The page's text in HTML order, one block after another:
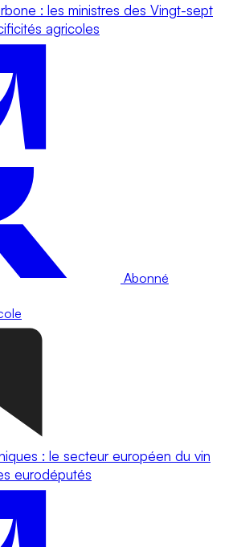
: les ministres des Vingt-sept
agricoles
Abonné
: le secteur européen du vin
eurodéputés